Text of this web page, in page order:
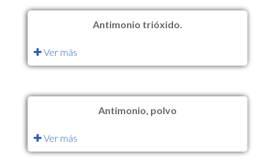
Antimonio trióxido.
Ver más
Antimonio, polvo
Ver más